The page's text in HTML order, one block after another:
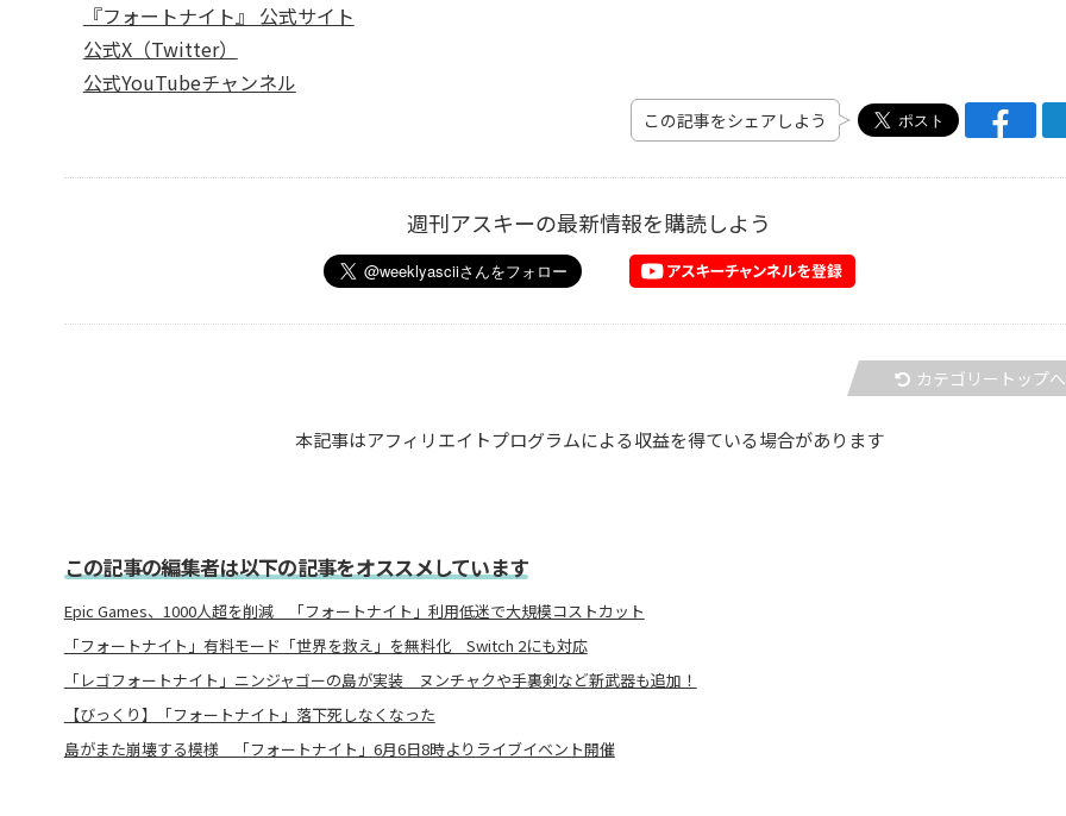
『フォートナイト』 公式サイト
公式X（Twitter）
公式YouTubeチャンネル
この記事をシェアしよう
週刊アスキーの最新情報を購読しよう
カテゴリートップへ
本記事はアフィリエイトプログラムによる収益を得ている場合があります
この記事の編集者は以下の記事をオススメしています
Epic Games、1000人超を削減 「フォートナイト」利用低迷で大規模コストカット
「フォートナイト」有料モード「世界を救え」を無料化 Switch 2にも対応
「レゴフォートナイト」ニンジャゴーの島が実装 ヌンチャクや手裏剣など新武器も追加！
【びっくり】「フォートナイト」落下死しなくなった
島がまた崩壊する模様 「フォートナイト」6月6日8時よりライブイベント開催